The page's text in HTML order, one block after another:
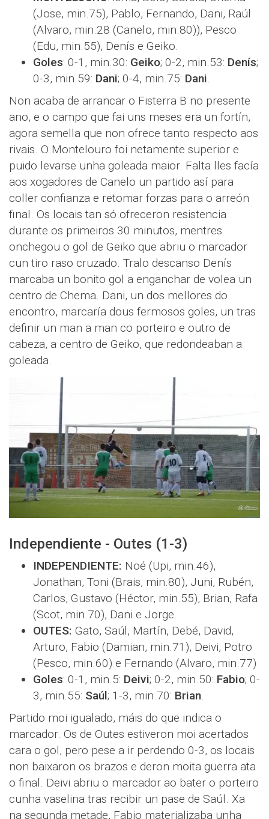
(Jose, min.75), Pablo, Fernando, Dani, Raúl
(Alvaro, min.28 (Canelo, min.80)), Pesco
(Edu, min.55), Denís e Geiko.
Goles: 0-1, min.30: Geiko; 0-2, min.53: Denís;
0-3, min.59: Dani; 0-4, min.75: Dani.
Non acaba de arrancar o Fisterra B no presente
ano, e o campo que fai uns meses era un fortín,
agora semella que non ofrece tanto respecto aos
rivais. O Montelouro foi netamente superior e
puido levarse unha goleada maior. Falta lles facía
aos xogadores de Canelo un partido así para
coller confianza e retomar forzas para o arreón
final. Os locais tan só ofreceron resistencia
durante os primeiros 30 minutos, mentres
onchegou o gol de Geiko que abriu o marcador
cun tiro raso cruzado. Tralo descanso Denís
marcaba un bonito gol a enganchar de volea un
centro de Chema. Dani, un dos mellores do
encontro, marcaría dous fermosos goles, un tras
definir un man a man co porteiro e outro de
cabeza, a centro de Geiko, que redondeaban a
goleada.
Independiente - Outes (1-3)
INDEPENDIENTE: Noé (Upi, min.46),
Jonathan, Toni (Brais, min.80), Juni, Rubén,
Carlos, Gustavo (Héctor, min.55), Brian, Rafa
(Scot, min.70), Dani e Jorge.
OUTES: Gato, Saúl, Martín, Debé, David,
Arturo, Fabio (Damian, min.71), Deivi, Potro
(Pesco, min.60) e Fernando (Alvaro, min.77)
Goles: 0-1, min.5: Deivi; 0-2, min.50: Fabio; 0-
3, min.55: Saúl; 1-3, min.70: Brian.
Partido moi igualado, máis do que indica o
marcador. Os de Outes estiveron moi acertados
cara o gol, pero pese a ir perdendo 0-3, os locais
non baixaron os brazos e deron moita guerra ata
o final. Deivi abriu o marcador ao bater o porteiro
cunha vaselina tras recibir un pase de Saúl. Xa
na segunda metade, Fabio materializaba unha